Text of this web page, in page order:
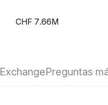
7.66M
ExchangePreguntas